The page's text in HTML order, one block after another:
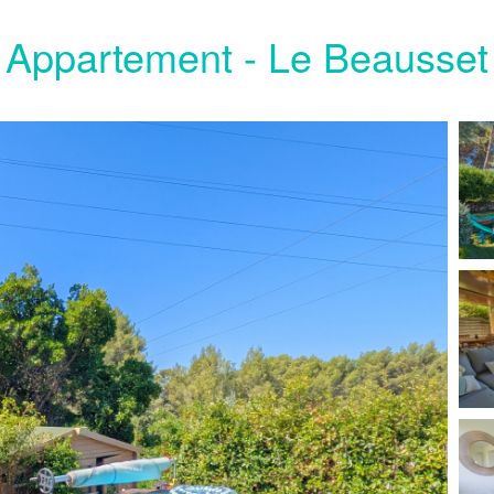
Appartement - Le Beausset